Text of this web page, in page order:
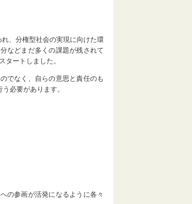
、分権型社会の実現に向けた環
などまだ多くの課題が残されて
タートしました。
でなく、自らの意思と責任のも
必要があります。
の参画が活発になるように各々